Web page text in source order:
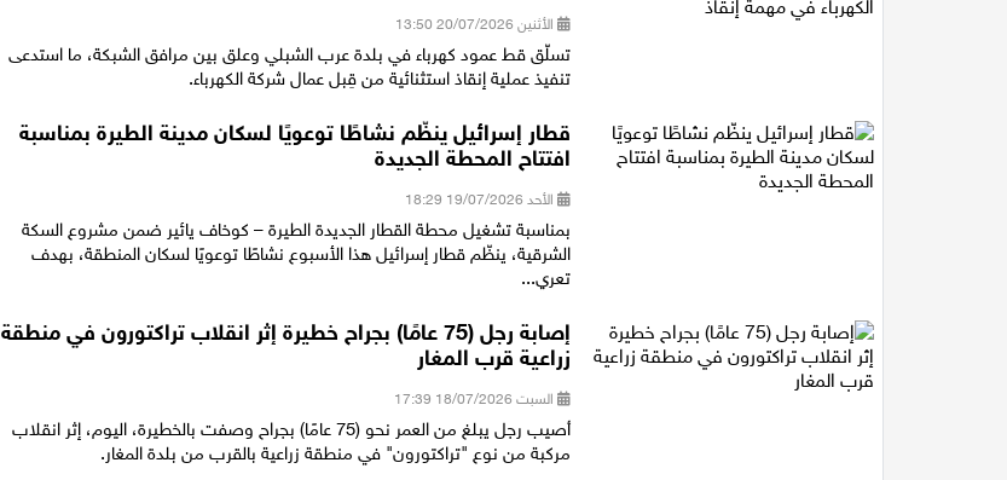
الأثنين 20/07/2026 13:50
تسلّق قط عمود كهرباء في بلدة عرب الشبلي وعلق بين مرافق الشبكة، ما استدعى
تنفيذ عملية إنقاذ استثنائية من قِبل عمال شركة الكهرباء.
قطار إسرائيل ينظّم نشاطًا توعويًا لسكان مدينة الطيرة بمناسبة
افتتاح المحطة الجديدة
الأحد 19/07/2026 18:29
بمناسبة تشغيل محطة القطار الجديدة الطيرة – كوخاف يائير ضمن مشروع السكة
الشرقية، ينظّم قطار إسرائيل هذا الأسبوع نشاطًا توعويًا لسكان المنطقة، بهدف
تعري...
إصابة رجل (75 عامًا) بجراح خطيرة إثر انقلاب تراكتورون في منطقة
زراعية قرب المغار
السبت 18/07/2026 17:39
أصيب رجل يبلغ من العمر نحو (75 عامًا) بجراح وصفت بالخطيرة، اليوم، إثر انقلاب
مركبة من نوع "تراكتورون" في منطقة زراعية بالقرب من بلدة المغار.